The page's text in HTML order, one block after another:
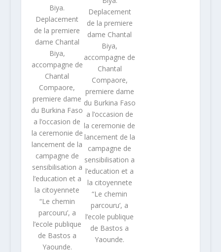
Biya.
Deplacement
de la premiere
dame Chantal
Biya,
accompagne de
Chantal
Compaore,
premiere dame
du Burkina Faso
a l’occasion de
la ceremonie de
lancement de la
campagne de
sensibilisation a
l’education et a
la citoyennete
“Le chemin
parcouru’, a
l’ecole publique
de Bastos a
Yaounde.
Deplacement
de la premiere
dame Chantal
Biya,
accompagne de
Chantal
Compaore,
premiere dame
du Burkina Faso
a l’occasion de
la ceremonie de
lancement de la
campagne de
sensibilisation a
l’education et a
la citoyennete
“Le chemin
parcouru’, a
l’ecole publique
de Bastos a
Yaounde.